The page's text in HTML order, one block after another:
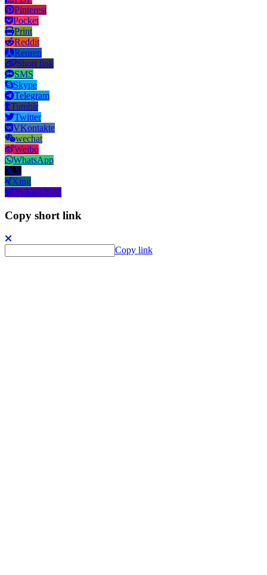
Pinterest
Pocket
Print
Reddit
Renren
Short link
SMS
Skype
Telegram
Tumblr
Twitter
VKontakte
wechat
Weibo
WhatsApp
X
Xing
Yahoo! Mail
Copy short link
Copy link